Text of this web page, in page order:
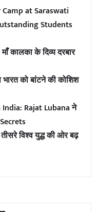
at Saraswati
Students
कालका के दिव्य दरबार
को बांटने की कोशिश
Rajat Lubana ने
विश्व युद्ध की ओर बढ़